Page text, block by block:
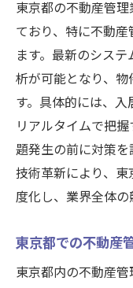
データ分
エラー削
果
リアルタ
自動化と
システム
最新不動産管
する方法
不動産管
術
東京都の不動産管
ており、特に不動
ます。最新のシス
析が可能となり、
す。具体的には、
リアルタイムで把
題発生の前に対策
技術革新により、
度化し、業界全体の
東京都での不動産
東京都内の不動産